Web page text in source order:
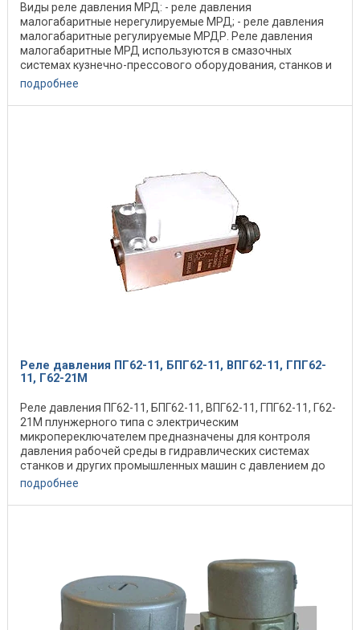
Виды реле давления МРД: - реле давления
малогабаритные нерегулируемые МРД; - реле давления
малогабаритные регулируемые МРДР. Реле давления
малогабаритные МРД используются в смазочных
системах кузнечно-прессового оборудования, станков и
других машин ...
подробнее
Реле давления ПГ62-11, БПГ62-11, ВПГ62-11, ГПГ62-
11, Г62-21М
Реле давления ПГ62-11, БПГ62-11, ВПГ62-11, ГПГ62-11, Г62-
21М плунжерного типа с электрическим
микропереключателем предназначены для контроля
давления рабочей среды в гидравлических системах
станков и других промышленных машин с давлением до
32 МПа. ...
подробнее